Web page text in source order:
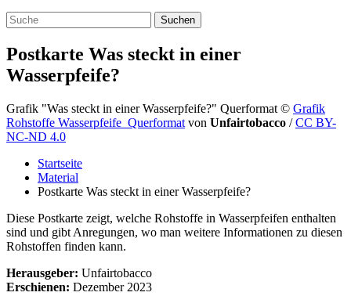
Postkarte Was steckt in einer
Wasserpfeife?
Grafik "Was steckt in einer Wasserpfeife?" Querformat © Grafik
Rohstoffe Wasserpfeife_Querformat von Unfairtobacco /CC BY-
NC-ND 4.0
Startseite
Material
Postkarte Was steckt in einer Wasserpfeife?
Diese Postkarte zeigt, welche Rohstoffe in Wasserpfeifen enthalten
sind und gibt Anregungen, wo man weitere Informationen zu diesen
Rohstoffen finden kann.
Herausgeber: Unfairtobacco
Erschienen: Dezember 2023